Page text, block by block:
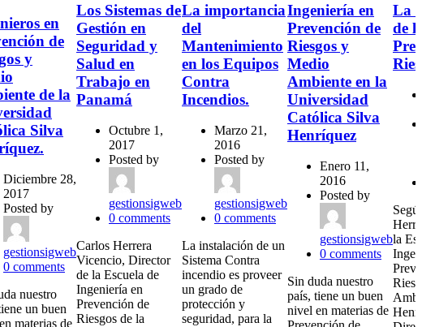
en
de
y
de la
Silva
Diciembre 28,
2017
Posted by
gestionsigweb
0 comments
nuestro
un buen
materias de
Los Sistemas de
Gestión en
Seguridad y
Salud en
Trabajo en
Panamá
Octubre 1,
2017
Posted by
gestionsigweb
0 comments
Carlos Herrera
Vicencio, Director
de la Escuela de
Ingeniería en
Prevención de
Riesgos de la
La importancia
del
Mantenimiento
en los Equipos
Contra
Incendios.
Marzo 21,
2016
Posted by
gestionsigweb
0 comments
La instalación de un
Sistema Contra
incendio es proveer
un grado de
protección y
seguridad, para la
Ingeniería en
Prevención de
Riesgos y
Medio
Ambiente en la
Universidad
Católica Silva
Henríquez
Enero 11,
2016
Posted by
gestionsigweb
0 comments
Sin duda nuestro
país, tiene un buen
nivel en materias de
La
de
la